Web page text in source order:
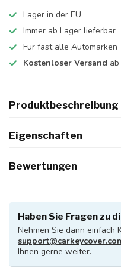
Lager in der EU
Immer ab Lager lieferbar
Für fast alle Automarken
Kostenloser Versand
Produktbeschreibung
Eigenschaften
Bewertungen
Haben Sie Fragen zu
Nehmen Sie dann einfach
Ihnen gerne weiter.